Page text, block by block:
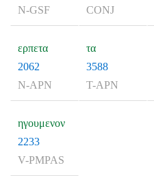
N-GSF CONJ
ερπετα
2062
N-APN
τα
3588
T-APN
ηγουμενον
2233
V-PMPAS